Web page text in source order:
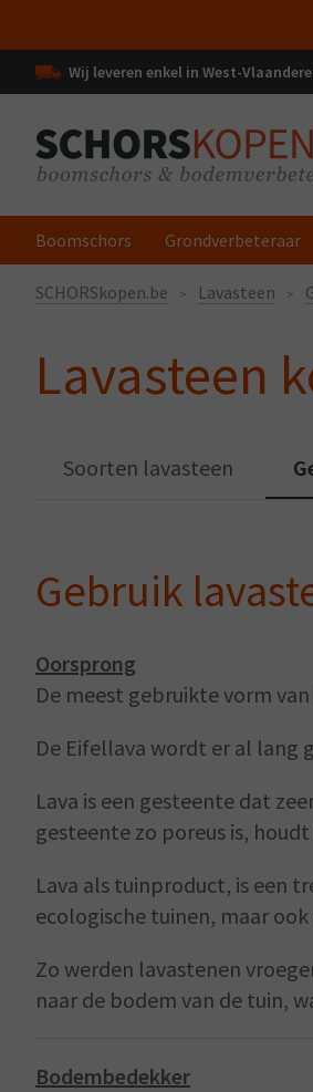
Wij leveren enkel in West-
Boomschors Grondverbeteraar
SCHORSkopen.be Lavasteen
Lavasteen
Soorten lavasteen
Gebruik
Oorsprong
De meest gebruikte vorm
De Eifellava wordt er al lang
Lava is een gesteente dat
gesteente zo poreus is,
Lava als tuinproduct, is een
ecologische tuinen, maar
Zo werden lavastenen
naar de bodem van de tuin,
Bodembedekker